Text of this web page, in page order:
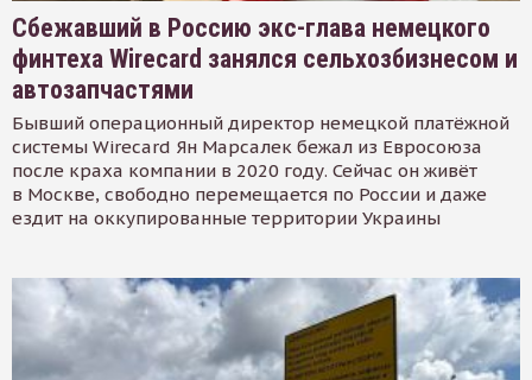
Сбежавший в Россию экс-глава немецкого
финтеха Wirecard занялся сельхозбизнесом и
автозапчастями
Бывший операционный директор немецкой платёжной
системы Wirecard Ян Марсалек бежал из Евросоюза
после краха компании в 2020 году. Сейчас он живёт
в Москве, свободно перемещается по России и даже
ездит на оккупированные территории Украины